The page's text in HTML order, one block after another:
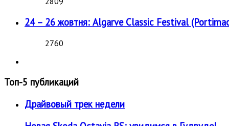
24 – 26 жовтня: Algarve Classic Festival
2760
Топ-5 публикаций
Драйвовый трек недели